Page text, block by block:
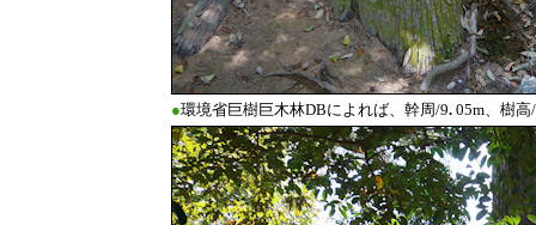
●環境省巨樹巨木林DBによれば、幹周/9. 05m、樹